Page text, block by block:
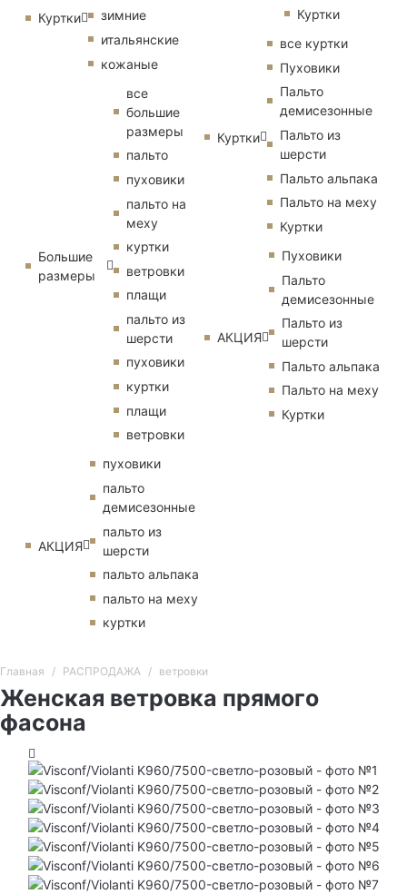
Куртки
зимние
итальянские
кожаные
Большие
размеры
все
большие
размеры
пальто
пуховики
пальто на
меху
куртки
ветровки
плащи
пальто из
шерсти
пуховики
куртки
плащи
ветровки
АКЦИЯ
пуховики
пальто
демисезонные
пальто из
шерсти
пальто альпака
пальто на меху
куртки
Куртки
Куртки
все куртки
Пуховики
Пальто
демисезонные
Пальто из
шерсти
Пальто альпака
Пальто на меху
Куртки
АКЦИЯ
Пуховики
Пальто
демисезонные
Пальто из
шерсти
Пальто альпака
Пальто на меху
Куртки
Главная РАСПРОДАЖА ветровки
Женская ветровка прямого
фасона